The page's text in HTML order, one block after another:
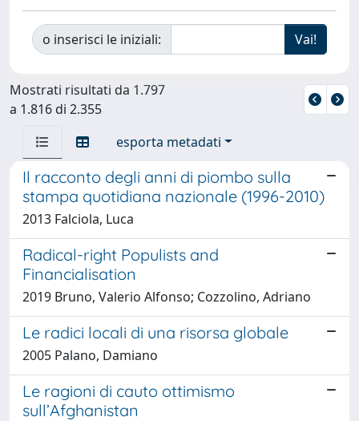
o inserisci le iniziali:
Mostrati risultati da 1.797
a 1.816 di 2.355
esporta metadati
Il racconto degli anni di piombo sulla
stampa quotidiana nazionale (1996-2010)
2013 Falciola, Luca
Radical-right Populists and
Financialisation
2019 Bruno, Valerio Alfonso; Cozzolino, Adriano
Le radici locali di una risorsa globale
2005 Palano, Damiano
Le ragioni di cauto ottimismo
sull’Afghanistan